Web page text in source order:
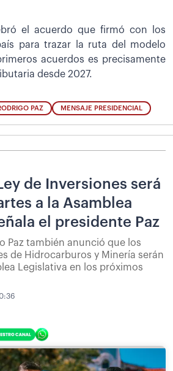
el acuerdo que firmó con los
para trazar la ruta del modelo
acuerdos es precisamente
desde 2027.
PAZ MENSAJE PRESIDENCIAL
de Inversiones será
a la Asamblea
el presidente Paz
Paz también anunció que los
de Hidrocarburos y Minería serán
Legislativa en los próximos